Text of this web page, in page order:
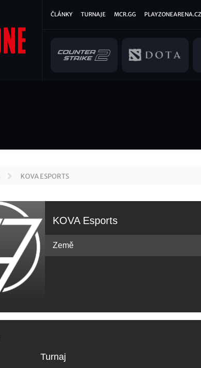
Hlavní
ČLÁNKY TURNAJE MCR.GG PLAYZONEARENA.CZ
KOVA ESPORTS
KOVA Esports
Země
Turnaj